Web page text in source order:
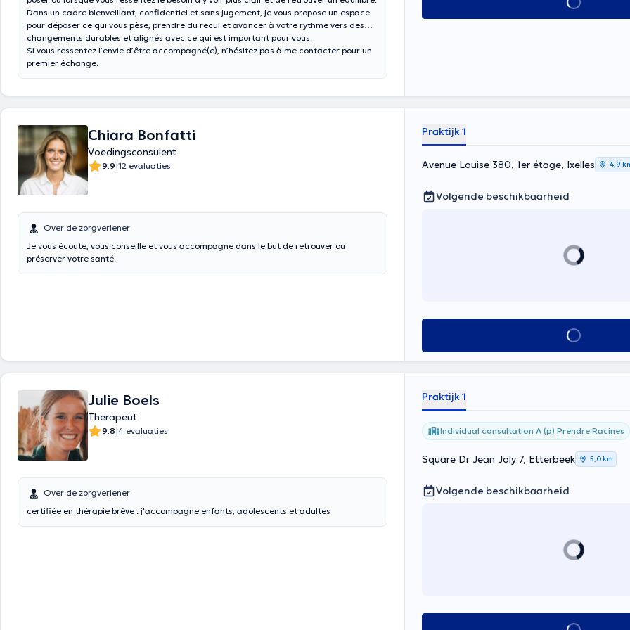
Dans un cadre bienveillant, confidentiel et sans jugement, je vous propose un espace
pour déposer ce qui vous pèse, prendre du recul et avancer à votre rythme vers des
changements durables et alignés avec ce qui est important pour vous.
Si vous ressentez l’envie d’être accompagné(e), n’hésitez pas à me contacter pour un
premier échange.
Chiara Bonfatti
Voedingsconsulent
9.9|12 evaluaties
Over de zorgverlener
Je vous écoute, vous conseille et vous accompagne dans le but de retrouver ou
préserver votre santé.
Praktijk 1
Avenue Louise 380, 1er étage, Ixelles 4,9
Volgende beschikbaarheid
Alles zien
Julie Boels
Therapeut
9.8|4 evaluaties
Over de zorgverlener
certifiée en thérapie brève : j'accompagne enfants, adolescents et adultes
Praktijk 1
Individual consultation A (p) Prendre Racines
Square Dr Jean Joly 7, Etterbeek 5,0 km
Volgende beschikbaarheid